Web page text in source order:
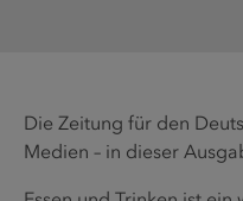
Die Zeitung für den
Medien – in dieser